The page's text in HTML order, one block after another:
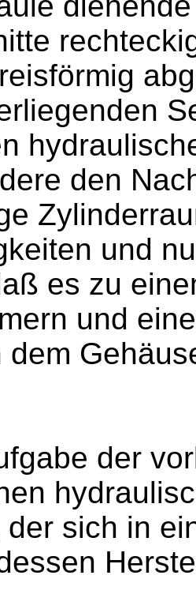
den
und
es zu
und
dem
der
der sich in